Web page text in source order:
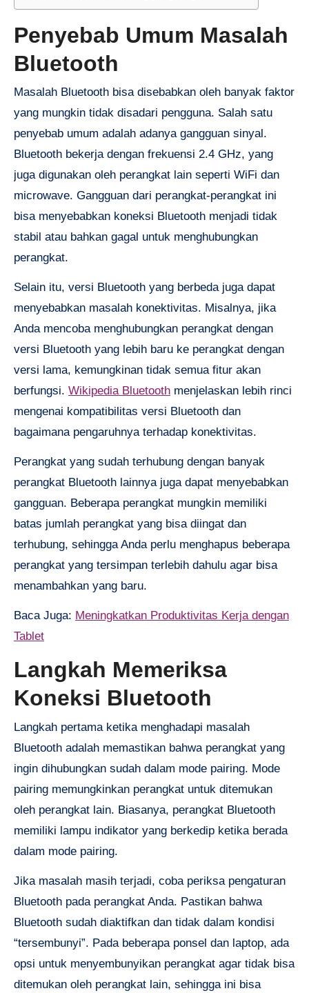
Penyebab Umum Masalah
Bluetooth
Masalah Bluetooth bisa disebabkan oleh banyak faktor
yang mungkin tidak disadari pengguna. Salah satu
penyebab umum adalah adanya gangguan sinyal.
Bluetooth bekerja dengan frekuensi 2.4 GHz, yang
juga digunakan oleh perangkat lain seperti WiFi dan
microwave. Gangguan dari perangkat-perangkat ini
bisa menyebabkan koneksi Bluetooth menjadi tidak
stabil atau bahkan gagal untuk menghubungkan
perangkat.
Selain itu, versi Bluetooth yang berbeda juga dapat
menyebabkan masalah konektivitas. Misalnya, jika
Anda mencoba menghubungkan perangkat dengan
versi Bluetooth yang lebih baru ke perangkat dengan
versi lama, kemungkinan tidak semua fitur akan
berfungsi. Wikipedia Bluetooth menjelaskan lebih rinci
mengenai kompatibilitas versi Bluetooth dan
bagaimana pengaruhnya terhadap konektivitas.
Perangkat yang sudah terhubung dengan banyak
perangkat Bluetooth lainnya juga dapat menyebabkan
gangguan. Beberapa perangkat mungkin memiliki
batas jumlah perangkat yang bisa diingat dan
terhubung, sehingga Anda perlu menghapus beberapa
perangkat yang tersimpan terlebih dahulu agar bisa
menambahkan yang baru.
Baca Juga: Meningkatkan Produktivitas Kerja dengan
Tablet
Langkah Memeriksa
Koneksi Bluetooth
Langkah pertama ketika menghadapi masalah
Bluetooth adalah memastikan bahwa perangkat yang
ingin dihubungkan sudah dalam mode pairing. Mode
pairing memungkinkan perangkat untuk ditemukan
oleh perangkat lain. Biasanya, perangkat Bluetooth
memiliki lampu indikator yang berkedip ketika berada
dalam mode pairing.
Jika masalah masih terjadi, coba periksa pengaturan
Bluetooth pada perangkat Anda. Pastikan bahwa
Bluetooth sudah diaktifkan dan tidak dalam kondisi
“tersembunyi”. Pada beberapa ponsel dan laptop, ada
opsi untuk menyembunyikan perangkat agar tidak bisa
ditemukan oleh perangkat lain, sehingga ini bisa